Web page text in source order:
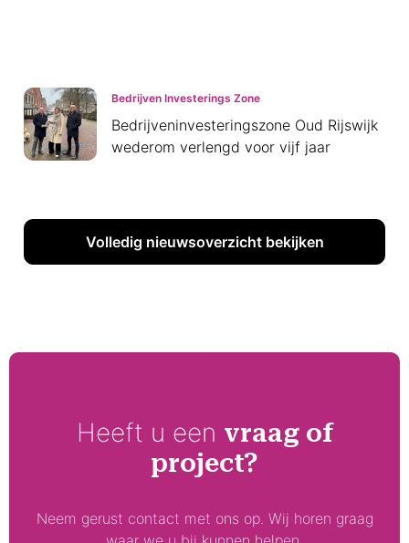
Bedrijven Investerings Zone
Bedrijveninvesteringszone Oud Rijswijk
wederom verlengd voor vijf jaar
Volledig nieuwsoverzicht bekijken
Heeft u een vraag of
project?
Neem gerust contact met ons op. Wij horen graag